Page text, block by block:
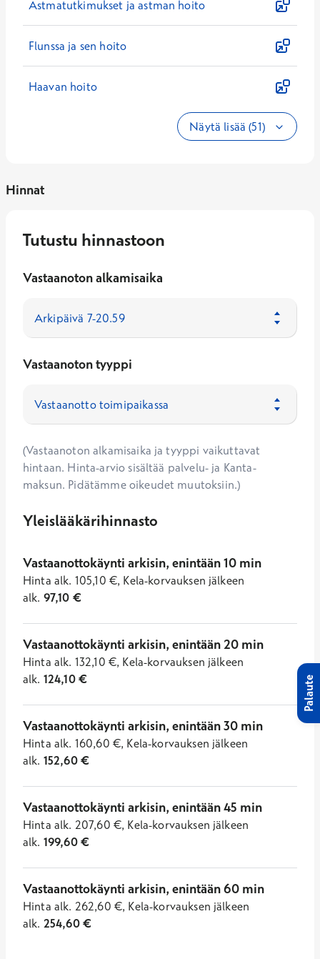
Astmatutkimukset ja astman hoito
Flunssa ja sen hoito
Haavan hoito
Näytä lisää (51)
Hinnat
Tutustu hinnastoon
Vastaanoton alkamisaika
Vastaanoton tyyppi
(Vastaanoton alkamisaika ja tyyppi vaikuttavat
hintaan. Hinta-arvio sisältää palvelu- ja Kanta-
maksun. Pidätämme oikeudet muutoksiin.)
Yleislääkärihinnasto
Vastaanottokäynti arkisin, enintään 10 min
Hinta alk. 105,10 €, Kela-korvauksen jälkeen
alk. 97,10 €
Vastaanottokäynti arkisin, enintään 20 min
Hinta alk. 132,10 €, Kela-korvauksen jälkeen
alk. 124,10€
Vastaanottokäynti arkisin, enintään 30 min
Hinta alk. 160,60 €, Kela-korvauksen jälkeen
alk. 152,60€
Vastaanottokäynti arkisin, enintään 45 min
Hinta alk. 207,60 €, Kela-korvauksen jälkeen
alk. 199,60€
Vastaanottokäynti arkisin, enintään 60 min
Hinta alk. 262,60 €, Kela-korvauksen jälkeen
alk. 254,60€
Palaute